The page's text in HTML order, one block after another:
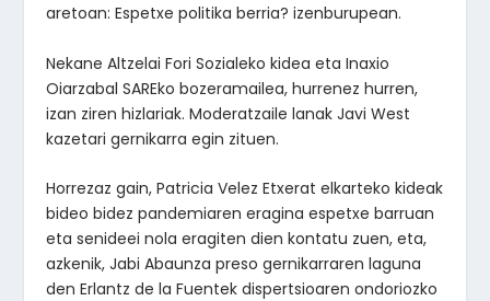
aretoan: Espetxe politika berria? izenburupean.
Nekane Altzelai Fori Sozialeko kidea eta Inaxio
Oiarzabal SAREko bozeramailea, hurrenez hurren,
izan ziren hizlariak. Moderatzaile lanak Javi West
kazetari gernikarra egin zituen.
Horrezaz gain, Patricia Velez Etxerat elkarteko kideak
bideo bidez pandemiaren eragina espetxe barruan
eta senideei nola eragiten dien kontatu zuen, eta,
azkenik, Jabi Abaunza preso gernikarraren laguna
den Erlantz de la Fuentek dispertsioaren ondoriozko